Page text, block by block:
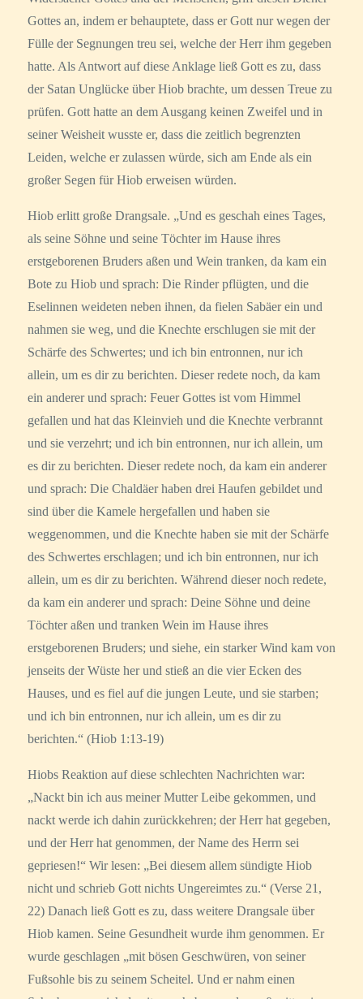
Gottes an, indem er behauptete, dass er Gott nur wegen der
Fülle der Segnungen treu sei, welche der Herr ihm gegeben
hatte. Als Antwort auf diese Anklage ließ Gott es zu, dass
der Satan Unglücke über Hiob brachte, um dessen Treue zu
prüfen. Gott hatte an dem Ausgang keinen Zweifel und in
seiner Weisheit wusste er, dass die zeitlich begrenzten
Leiden, welche er zulassen würde, sich am Ende als ein
großer Segen für Hiob erweisen würden.
Hiob erlitt große Drangsale. „Und es geschah eines Tages,
als seine Söhne und seine Töchter im Hause ihres
erstgeborenen Bruders aßen und Wein tranken, da kam ein
Bote zu Hiob und sprach: Die Rinder pflügten, und die
Eselinnen weideten neben ihnen, da fielen Sabäer ein und
nahmen sie weg, und die Knechte erschlugen sie mit der
Schärfe des Schwertes; und ich bin entronnen, nur ich
allein, um es dir zu berichten. Dieser redete noch, da kam
ein anderer und sprach: Feuer Gottes ist vom Himmel
gefallen und hat das Kleinvieh und die Knechte verbrannt
und sie verzehrt; und ich bin entronnen, nur ich allein, um
es dir zu berichten. Dieser redete noch, da kam ein anderer
und sprach: Die Chaldäer haben drei Haufen gebildet und
sind über die Kamele hergefallen und haben sie
weggenommen, und die Knechte haben sie mit der Schärfe
des Schwertes erschlagen; und ich bin entronnen, nur ich
allein, um es dir zu berichten. Während dieser noch redete,
da kam ein anderer und sprach: Deine Söhne und deine
Töchter aßen und tranken Wein im Hause ihres
erstgeborenen Bruders; und siehe, ein starker Wind kam von
jenseits der Wüste her und stieß an die vier Ecken des
Hauses, und es fiel auf die jungen Leute, und sie starben;
und ich bin entronnen, nur ich allein, um es dir zu
berichten.“ (Hiob 1:13-19)
Hiobs Reaktion auf diese schlechten Nachrichten war:
„Nackt bin ich aus meiner Mutter Leibe gekommen, und
nackt werde ich dahin zurückkehren; der Herr hat gegeben,
und der Herr hat genommen, der Name des Herrn sei
gepriesen!“ Wir lesen: „Bei diesem allem sündigte Hiob
nicht und schrieb Gott nichts Ungereimtes zu.“ (Verse 21,
22) Danach ließ Gott es zu, dass weitere Drangsale über
Hiob kamen. Seine Gesundheit wurde ihm genommen. Er
wurde geschlagen „mit bösen Geschwüren, von seiner
Fußsohle bis zu seinem Scheitel. Und er nahm einen